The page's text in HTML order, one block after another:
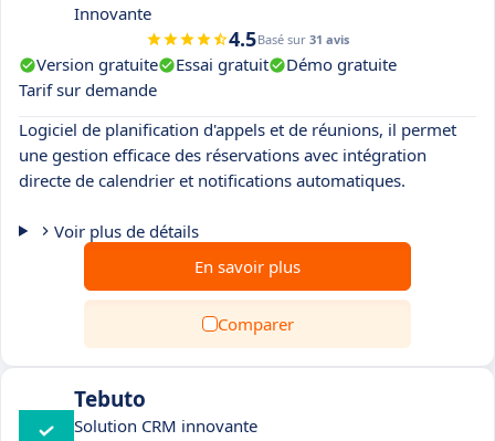
Innovante
4.5Basé sur 31 avis
Version gratuite Essai gratuit
Démo gratuite
Tarif sur demande
Logiciel de planification d'appels et de réunions, il permet
une gestion efficace des réservations avec intégration
directe de calendrier et notifications automatiques.
Voir plus de détails
En savoir plus
Comparer
Tebuto
Solution CRM innovante